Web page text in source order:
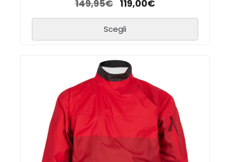
149,95€ 119,00€
Scegli